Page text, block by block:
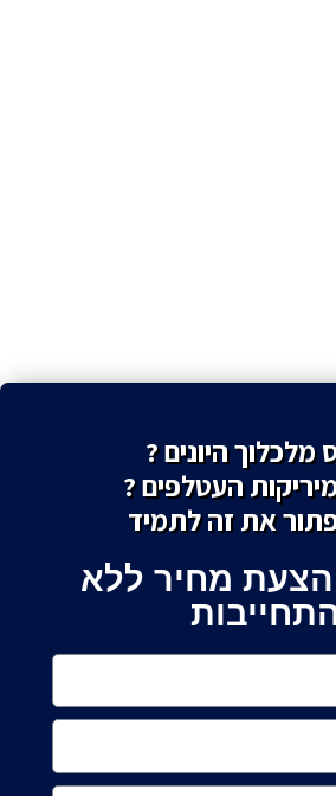
מלכלוך היונים ?
העטלפים ?
את זה לתמיד
מחיר ללא